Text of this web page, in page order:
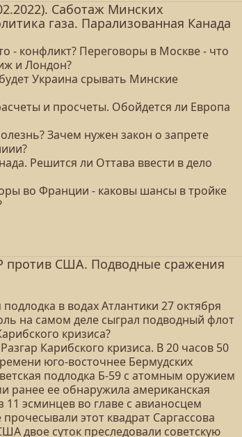
Саботаж Минских
газа. Парализованная Канада
- конфликт? Переговоры в Москве - что
и Лондон?
Украина срывать Минские
и просчеты. Обойдется ли Европа
Зачем нужен закон о запрете
Решится ли Оттава ввести в дело
во Франции - каковы шансы в тройке
против США. Подводные сражения
подлодка в водах Атлантики 27 октября
на самом деле сыграл подводный флот
кризиса?
Карибского кризиса. В 20 часов 50
юго-восточнее Бермудских
подлодка Б-59 с атомным оружием
ранее ее обнаружила американская
11 эсминцев во главе с авианосцем
этот квадрат Саргассова
двое суток преследовали советскую